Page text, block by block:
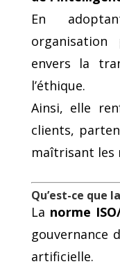
En
organisation
envers la
l’éthique.
Ainsi, elle
clients,
maîtrisant les
Qu’est-ce que
La norme
gouvernance
artificielle.